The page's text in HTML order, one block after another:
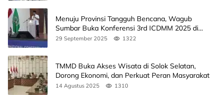
Menuju Provinsi Tangguh Bencana, Wagub
Sumbar Buka Konferensi 3rd ICDMM 2025 di
Unand
29 September 2025 1322
TMMD Buka Akses Wisata di Solok Selatan,
Dorong Ekonomi, dan Perkuat Peran Masyarakat
14 Agustus 2025 1310